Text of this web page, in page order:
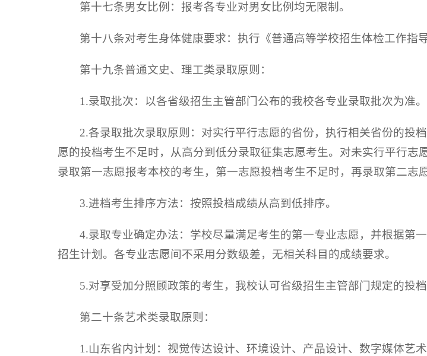
第十七条男女比例：报考各专业对男女比例均无限制。
第十八条对考生身体健康要求：执行《普通高等学校招生体检工作指
第十九条普通文史、理工类录取原则：
1.录取批次：以各省级招生主管部门公布的我校各专业录取批次为准。
2.各录取批次录取原则：对实行平行志愿的省份，执行相关省份的投
愿的投档考生不足时，从高分到低分录取征集志愿考生。对未实行平行志
录取第一志愿报考本校的考生，第一志愿投档考生不足时，再录取第二志
3.进档考生排序方法：按照投档成绩从高到低排序。
4.录取专业确定办法：学校尽量满足考生的第一专业志愿，并根据第
招生计划。各专业志愿间不采用分数级差，无相关科目的成绩要求。
5.对享受加分照顾政策的考生，我校认可省级招生主管部门规定的投档
第二十条艺术类录取原则：
1.山东省内计划：视觉传达设计、环境设计、产品设计、数字媒体艺